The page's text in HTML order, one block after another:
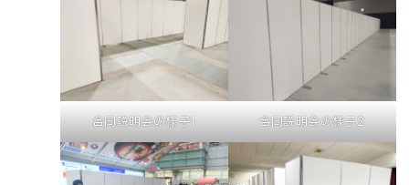
合同説明会の様子1 合同説明会の様子2